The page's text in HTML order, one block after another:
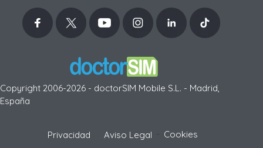
Copyright 2006-2026 - doctorSIM Mobile S.L. - Madrid,
España
Privacidad Aviso Legal Cookies